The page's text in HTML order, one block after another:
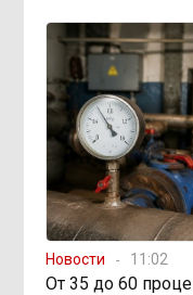
переживает
11:05, Вчера «В
регионов
января»:
задержало
бюджетникам
10:16, Вчера
В
подрядчик и
уголовные дела
Новости 11:02
От 35 до 60